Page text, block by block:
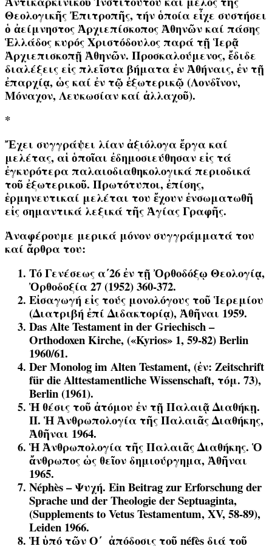
Θεολογικῆς Ἐπιτροπῆς, τήν ὁποία εἶχε συστήσει
ὁ ἀείμνηστος Ἀρχιεπίσκοπος Ἀθηνῶν καί πάσης
Ἑλλάδος κυρός Χριστόδουλος παρά τῇ Ἱερᾷ
Ἀρχιεπισκοπῇ Ἀθηνῶν. Προσκαλούμενος, ἔδιδε
διαλέξεις εἰς πλεῖστα βήματα ἐν Ἀθήναις, ἐν τῇ
ἐπαρχίᾳ, ὡς καί ἐν τῷ ἐξωτερικῷ (Λονδῖνον,
Μόναχον, Λευκωσίαν καί ἀλλαχοῦ).
*
Ἔχει συγγράψει λίαν ἀξιόλογα ἔργα καί
μελέτας, αἱ ὁποῖαι ἐδημοσιεύθησαν εἰς τά
ἐγκυρότερα παλαιοδιαθηκολογικά περιοδικά
τοῦ ἐξωτερικοῦ. Πρωτότυποι, ἐπίσης,
ἑρμηνευτικαί μελέται του ἔχουν ἐνσωματωθῆ
εἰς σημαντικά λεξικά τῆς Ἁγίας Γραφῆς.
Ἀναφέρουμε μερικά μόνον συγγράμματά του
καί ἄρθρα του:
Τό Γενέσεως α΄26 ἐν τῇ Ὀρθοδόξῳ Θεολογίᾳ,
Ὀρθοδοξία 27 (1952) 360-372.
Εἰσαγωγή εἰς τούς μονολόγους τοῦ Ἱερεμίου
(Διατριβή ἐπί Διδακτορίᾳ), Ἀθῆναι 1959.
Das Alte Testament in der Griechisch –
Orthodoxen Kirche, («Kyrios» 1, 59-82) Βerlin
1960/61.
Der Monolog im Alten Testament, (ἐν: Zeitschrift
für die Alttestamentliche Wissenschaft, τόμ. 73),
Berlin (1961).
Ἡ θέσις τοῦ ἀτόμου ἐν τῇ Παλαιᾷ Διαθήκῃ.
ΙΙ. Ἡ Ἀνθρωπολογία τῆς Παλαιᾶς Διαθήκης,
Ἀθῆναι 1964.
Ἡ Ἀνθρωπολογία τῆς Παλαιᾶς Διαθήκης. Ὁ
ἄνθρωπος ὡς θεῖον δημιούργημα, Ἀθῆναι
1965.
Néphès – Ψυχή. Ein Beitrag zur Erforschung der
Sprache und der Theologie der Septuaginta,
(Supplements to Vetus Testamentum, XV, 58-89),
Leiden 1966.
Ἡ ὑπό τῶν Ο΄ ἀπόδοσις τοῦ néfès διά τοῦ